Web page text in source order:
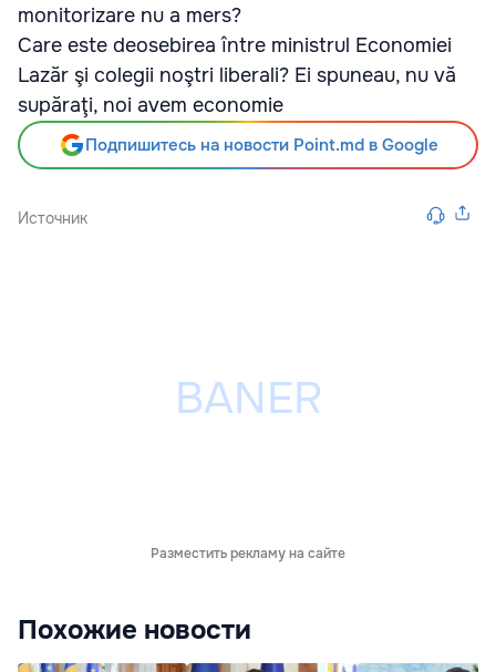
monitorizare nu a mers?
Care este deosebirea între ministrul Economiei
Lazăr şi colegii noştri liberali? Ei spuneau, nu vă
supăraţi, noi avem economie
Подпишитесь на новости Point.md в Google
Источник
Разместить рекламу на сайте
Похожие новости